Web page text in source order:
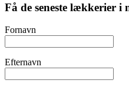
Få de seneste lækkerier i
Fornavn
Efternavn